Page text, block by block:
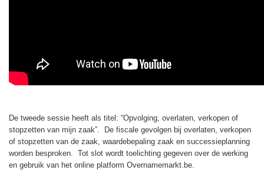
De tweede sessie heeft als titel: “Opvolging, overlaten, verkopen of
stopzetten van mijn zaak”. De fiscale gevolgen bij overlaten, verkopen
of stopzetten van de zaak, waardebepaling zaak en successieplanning
worden besproken. Tot slot wordt toelichting gegeven over de werking
en gebruik van het online platform Overnamemarkt.be.